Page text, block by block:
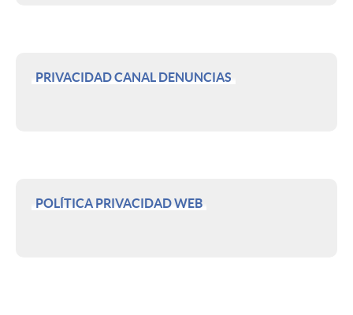
PRIVACIDAD CANAL DENUNCIAS
POLÍTICA PRIVACIDAD WEB